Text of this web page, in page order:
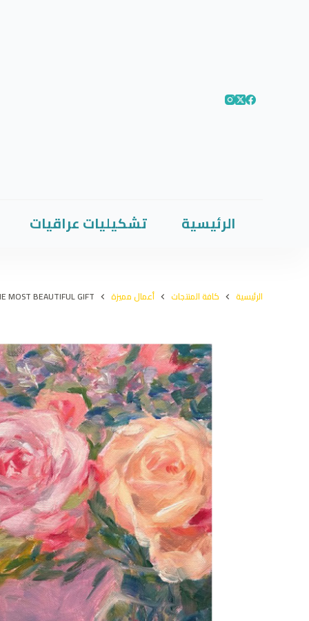
الرئيسية تشكيليات عراقيات
الرئيسية كافة المنتجات أعمال مميزة MOST BEAUTIFUL GIFT